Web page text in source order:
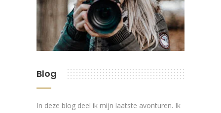
Blog
In deze blog deel ik mijn laatste avonturen. Ik